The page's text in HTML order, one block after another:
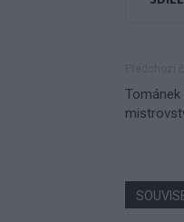
Tománek